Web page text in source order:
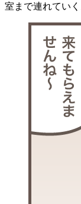
室まで連れていく